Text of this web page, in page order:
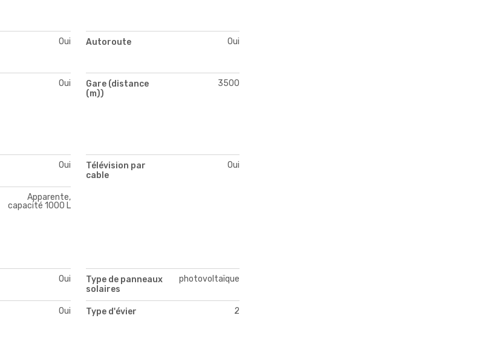
Oui Autoroute Oui
Oui
Gare (distance
(m))
3500
Oui
Télévision par
cable
Oui
Apparente,
capacité 1000 L
Oui
Type de panneaux
solaires
photovoltaïque
Oui Type d'évier 2